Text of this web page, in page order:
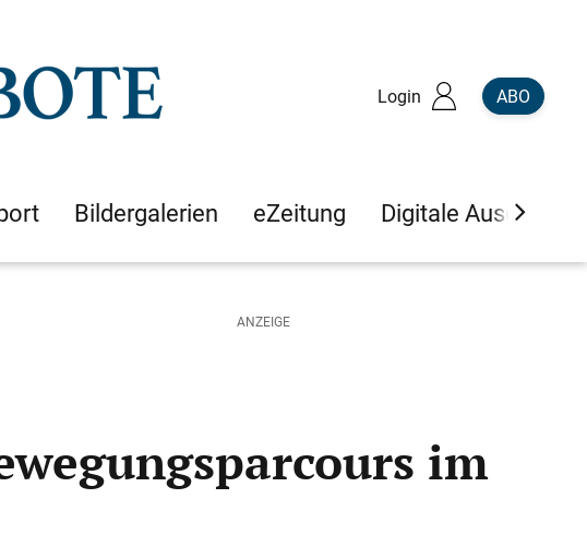
Login ABO
Bildergalerien eZeitung Digitale Ausgaben
im